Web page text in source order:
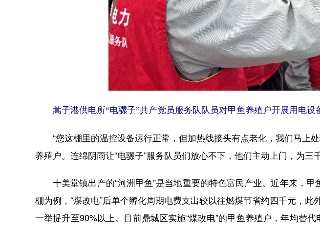
蒿子港供电所“电骡子”共产党员服务队队员对甲鱼养殖户开展用电设
“您这棚里的温控设备运行正常，但加热线接头有点老化，我们马上
养殖户。连绵阴雨让“电骡子”服务队员们放心不下，他们主动上门，为
十美堂镇出产的“河洲甲鱼”是当地重要的特色富民产业。近年来，甲
棚为例，“煤改电”后单个孵化周期电费支出较以往燃煤节省约四千元，
一举提升至90%以上。目前鼎城区实施“煤改电”的甲鱼养殖户，年均替